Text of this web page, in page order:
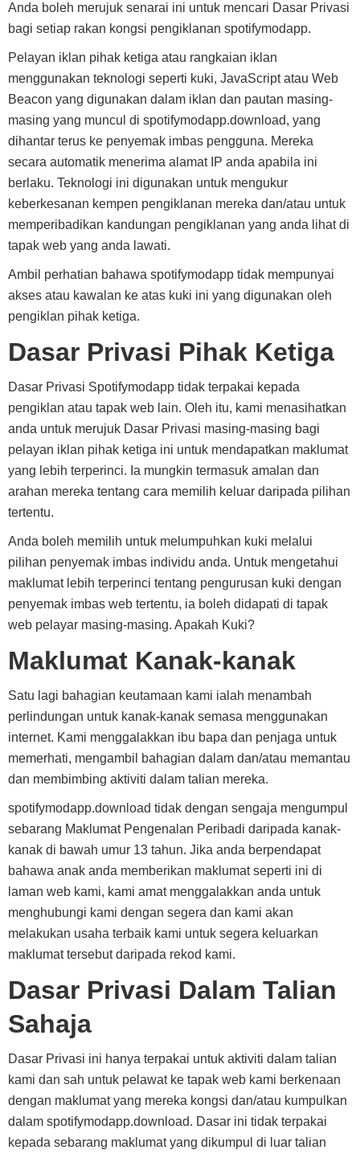
Anda boleh merujuk senarai ini untuk mencari Dasar Privasi
bagi setiap rakan kongsi pengiklanan spotifymodapp.
Pelayan iklan pihak ketiga atau rangkaian iklan
menggunakan teknologi seperti kuki, JavaScript atau Web
Beacon yang digunakan dalam iklan dan pautan masing-
masing yang muncul di spotifymodapp.download, yang
dihantar terus ke penyemak imbas pengguna. Mereka
secara automatik menerima alamat IP anda apabila ini
berlaku. Teknologi ini digunakan untuk mengukur
keberkesanan kempen pengiklanan mereka dan/atau untuk
memperibadikan kandungan pengiklanan yang anda lihat di
tapak web yang anda lawati.
Ambil perhatian bahawa spotifymodapp tidak mempunyai
akses atau kawalan ke atas kuki ini yang digunakan oleh
pengiklan pihak ketiga.
Dasar Privasi Pihak Ketiga
Dasar Privasi Spotifymodapp tidak terpakai kepada
pengiklan atau tapak web lain. Oleh itu, kami menasihatkan
anda untuk merujuk Dasar Privasi masing-masing bagi
pelayan iklan pihak ketiga ini untuk mendapatkan maklumat
yang lebih terperinci. Ia mungkin termasuk amalan dan
arahan mereka tentang cara memilih keluar daripada pilihan
tertentu.
Anda boleh memilih untuk melumpuhkan kuki melalui
pilihan penyemak imbas individu anda. Untuk mengetahui
maklumat lebih terperinci tentang pengurusan kuki dengan
penyemak imbas web tertentu, ia boleh didapati di tapak
web pelayar masing-masing. Apakah Kuki?
Maklumat Kanak-kanak
Satu lagi bahagian keutamaan kami ialah menambah
perlindungan untuk kanak-kanak semasa menggunakan
internet. Kami menggalakkan ibu bapa dan penjaga untuk
memerhati, mengambil bahagian dalam dan/atau memantau
dan membimbing aktiviti dalam talian mereka.
spotifymodapp.download tidak dengan sengaja mengumpul
sebarang Maklumat Pengenalan Peribadi daripada kanak-
kanak di bawah umur 13 tahun. Jika anda berpendapat
bahawa anak anda memberikan maklumat seperti ini di
laman web kami, kami amat menggalakkan anda untuk
menghubungi kami dengan segera dan kami akan
melakukan usaha terbaik kami untuk segera keluarkan
maklumat tersebut daripada rekod kami.
Dasar Privasi Dalam Talian
Sahaja
Dasar Privasi ini hanya terpakai untuk aktiviti dalam talian
kami dan sah untuk pelawat ke tapak web kami berkenaan
dengan maklumat yang mereka kongsi dan/atau kumpulkan
dalam spotifymodapp.download. Dasar ini tidak terpakai
kepada sebarang maklumat yang dikumpul di luar talian